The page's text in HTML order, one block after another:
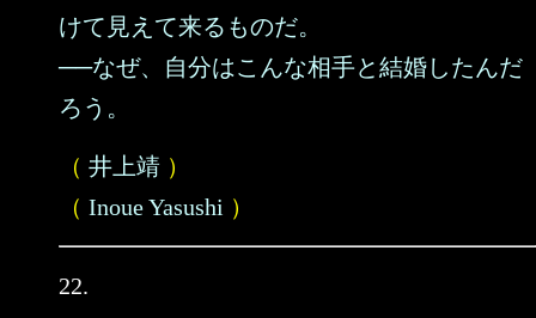
けて見えて来るものだ。
──なぜ、自分はこんな相手と結婚したんだ
ろう。
（ 井上靖 ）
（ Inoue Yasushi ）
22.